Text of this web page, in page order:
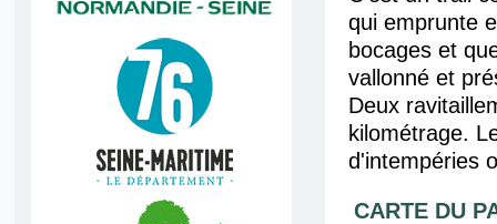
qui emprunte
bocages et
vallonné et
Deux
kilométrage.
d'intempéries
CARTE DU